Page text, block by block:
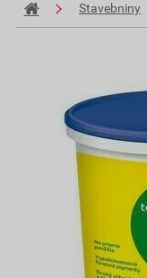
Stavebniny